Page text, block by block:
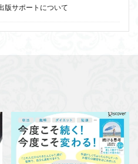
版サポートについて